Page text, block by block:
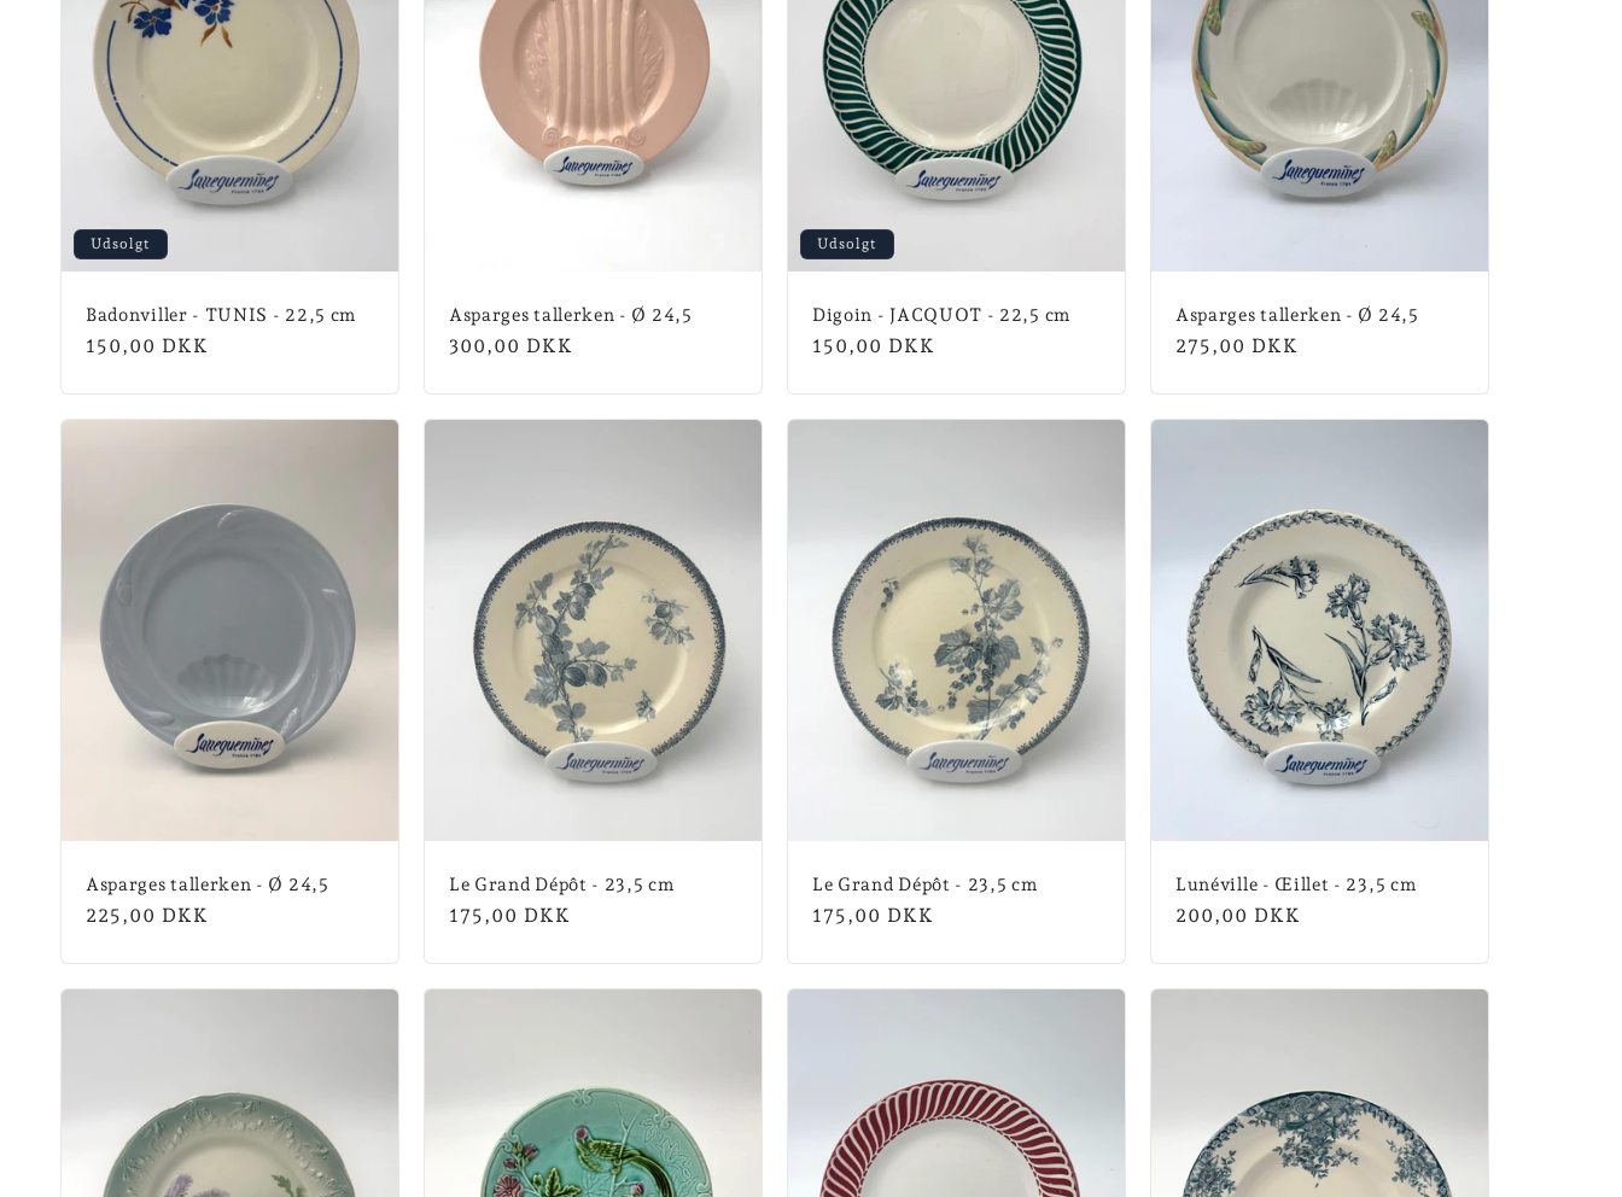
Udsolgt
Badonviller - TUNIS - 22,5 cm
Normalpris
150,00 DKK
Asparges tallerken - Ø 24,5
Normalpris
300,00 DKK
Udsolgt
Digoin - JACQUOT - 22,5 cm
Normalpris
150,00 DKK
Asparges tallerken - Ø 24,5
Normalpris
275,00 DKK
Asparges tallerken - Ø 24,5
Normalpris
225,00 DKK
Le Grand Dépôt - 23,5 cm
Normalpris
175,00 DKK
Le Grand Dépôt - 23,5 cm
Normalpris
175,00 DKK
Lunéville - Œillet - 23,5 cm
Normalpris
200,00 DKK